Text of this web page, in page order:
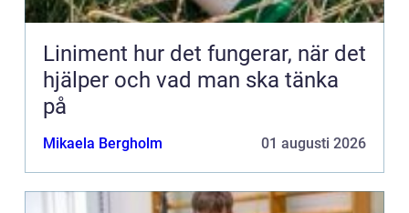
Liniment hur det fungerar, när det
hjälper och vad man ska tänka
på
Mikaela Bergholm 01 augusti 2026